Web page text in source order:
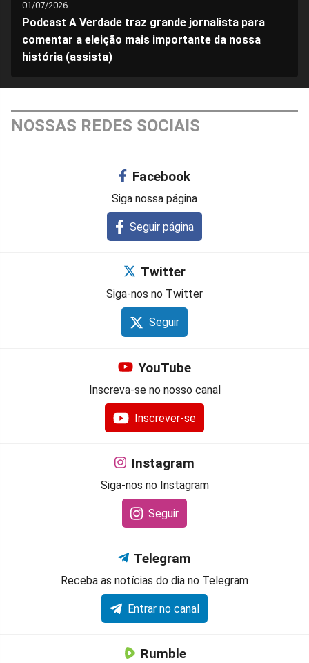
01/07/2026
Podcast A Verdade traz grande jornalista para
comentar a eleição mais importante da nossa
história (assista)
NOSSAS REDES SOCIAIS
Facebook
Siga nossa página
Seguir página
Twitter
Siga-nos no Twitter
Seguir
YouTube
Inscreva-se no nosso canal
Inscrever-se
Instagram
Siga-nos no Instagram
Seguir
Telegram
Receba as notícias do dia no Telegram
Entrar no canal
Rumble